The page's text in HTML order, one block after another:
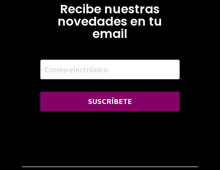
Recibe nuestras
novedades en tu
email
SUSCRÍBETE